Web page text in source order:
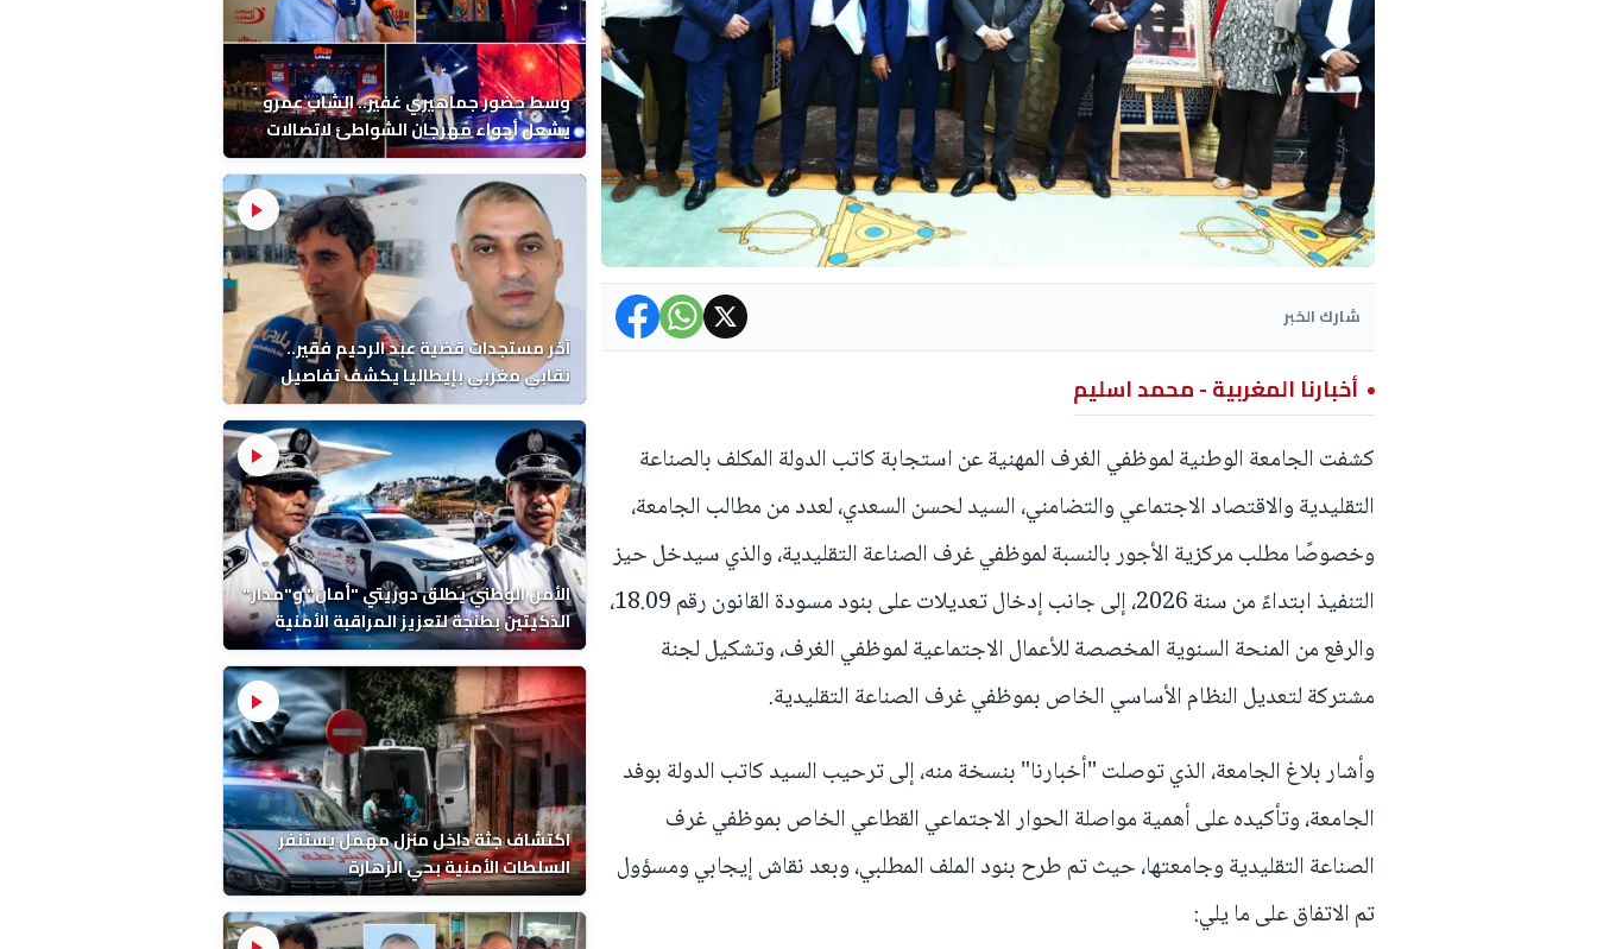
وسط حضور جماهيري غفير.. الشاب عمرو
يشعل أجواء مهرجان الشواطئ لاتصالات
المغرب بطنجة
آخر مستجدات قضية عبد الرحيم فقير..
نقابي مغربي بإيطاليا يكشف تفاصيل
الوفاة ونتائج التشريح
الأمن الوطني يطلق دوريتي "أمان" و"مدار"
الذكيتين بطنجة لتعزيز المراقبة الأمنية
اكتشاف جثة داخل منزل مهمل يستنفر
السلطات الأمنية بحي الزهارة
شارك الخبر
أخبارنا المغربية - محمد اسليم
كشفت الجامعة الوطنية لموظفي الغرف المهنية عن استجابة كاتب الدولة المكلف بالصناعة
التقليدية والاقتصاد الاجتماعي والتضامني، السيد لحسن السعدي، لعدد من مطالب الجامعة،
وخصوصًا مطلب مركزية الأجور بالنسبة لموظفي غرف الصناعة التقليدية، والذي سيدخل حيز
التنفيذ ابتداءً من سنة 2026، إلى جانب إدخال تعديلات على بنود مسودة القانون رقم 18.09،
والرفع من المنحة السنوية المخصصة للأعمال الاجتماعية لموظفي الغرف، وتشكيل لجنة
مشتركة لتعديل النظام الأساسي الخاص بموظفي غرف الصناعة التقليدية.
وأشار بلاغ الجامعة، الذي توصلت "أخبارنا" بنسخة منه، إلى ترحيب السيد كاتب الدولة بوفد
الجامعة، وتأكيده على أهمية مواصلة الحوار الاجتماعي القطاعي الخاص بموظفي غرف
الصناعة التقليدية وجامعتها، حيث تم طرح بنود الملف المطلبي، وبعد نقاش إيجابي ومسؤول
تم الاتفاق على ما يلي: